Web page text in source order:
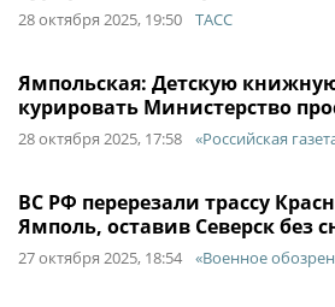
28 октября 2025, 19:50 ТАСС
Ямпольская: Детскую
курировать Министерство
28 октября 2025, 17:58 «Российская
ВС РФ перерезали трассу
Ямполь, оставив Северск без
27 октября 2025, 18:54 «Военное